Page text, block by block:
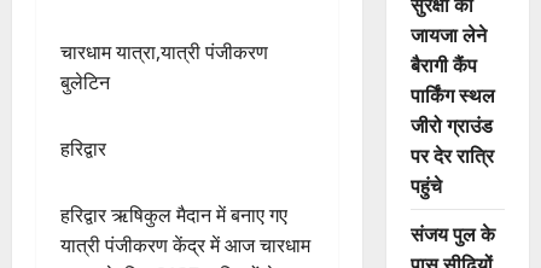
चारधाम यात्रा,यात्री पंजीकरण
बुलेटिन
हरिद्वार
हरिद्वार ऋषिकुल मैदान में बनाए गए
यात्री पंजीकरण केंद्र में आज चारधाम
जायजा लेने
बैरागी कैंप
पार्किंग स्थल
जीरो ग्राउंड
पर देर रात्रि
पहुंचे
संजय पुल के